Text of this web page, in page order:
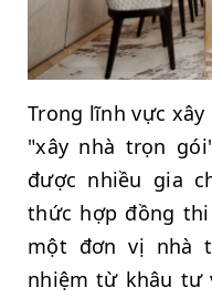
Trong lĩnh vực
"xây nhà trọn
được nhiều gia
thức hợp đồng
một đơn vị nhà
nhiệm từ khâu tư